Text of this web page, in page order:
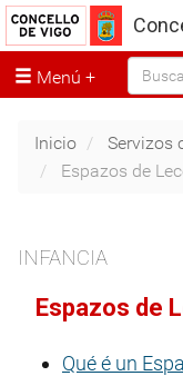
Menú
Inicio Servizos
Espazos de
INFANCIA
Espazos de
Qué é un